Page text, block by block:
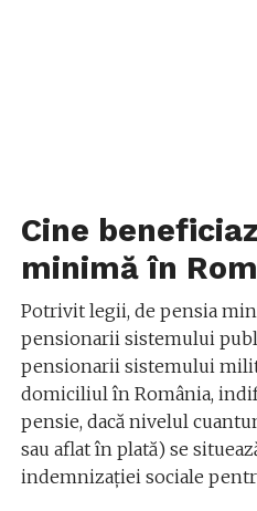
Cine
minimă în
Potrivit legii, de pensia
pensionarii sistemului
pensionarii sistemului
domiciliul în România,
pensie, dacă nivelul
sau aflat în plată) se
indemnizației sociale